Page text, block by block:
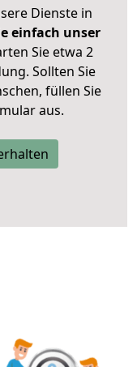
Dienste in
einfach unser
Sie etwa 2
Sollten Sie
füllen Sie
aus.